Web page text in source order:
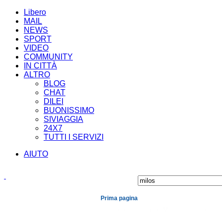
Libero
MAIL
NEWS
SPORT
VIDEO
COMMUNITY
IN CITTÀ
ALTRO
BLOG
CHAT
DILEI
BUONISSIMO
SIVIAGGIA
24X7
TUTTI I SERVIZI
AIUTO
Prima pagina